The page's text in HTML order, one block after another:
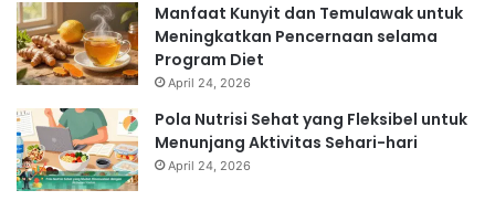
Manfaat Kunyit dan Temulawak untuk
Meningkatkan Pencernaan selama
Program Diet
April 24, 2026
Pola Nutrisi Sehat yang Fleksibel untuk
Menunjang Aktivitas Sehari-hari
April 24, 2026